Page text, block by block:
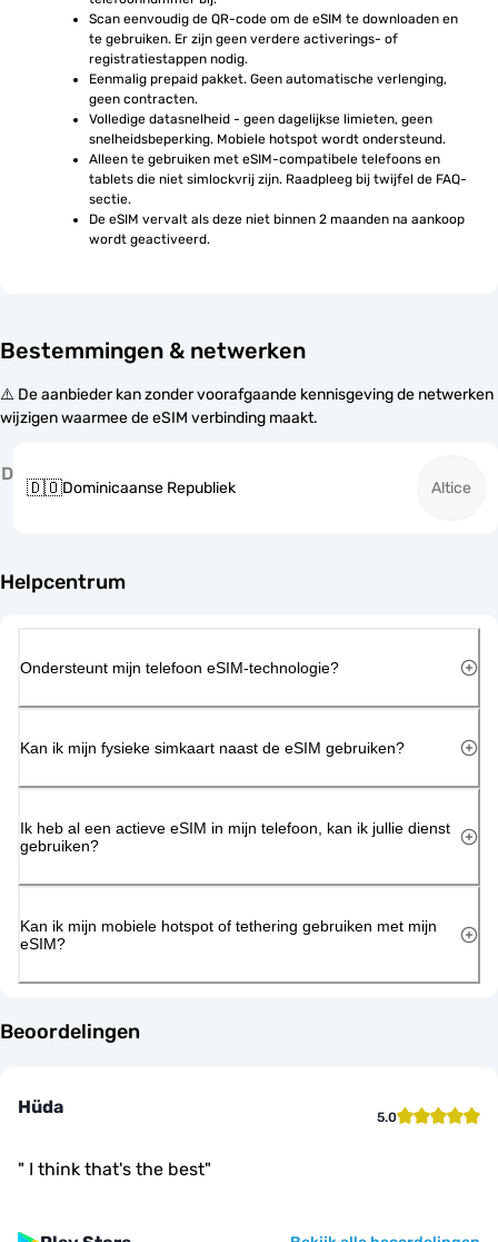
Scan eenvoudig de QR-code om de eSIM te downloaden en
te gebruiken. Er zijn geen verdere activerings- of
registratiestappen nodig.
Eenmalig prepaid pakket. Geen automatische verlenging,
geen contracten.
Volledige datasnelheid - geen dagelijkse limieten, geen
snelheidsbeperking. Mobiele hotspot wordt ondersteund.
Alleen te gebruiken met eSIM-compatibele telefoons en
tablets die niet simlockvrij zijn. Raadpleeg bij twijfel de FAQ-
sectie.
De eSIM vervalt als deze niet binnen 2 maanden na aankoop
wordt geactiveerd.
Bestemmingen & netwerken
⚠️ De aanbieder kan zonder voorafgaande kennisgeving de netwerken
wijzigen waarmee de eSIM verbinding maakt.
D
🇩🇴Dominicaanse Republiek Altice
Helpcentrum
Ondersteunt mijn telefoon eSIM-technologie?
Kan ik mijn fysieke simkaart naast de eSIM gebruiken?
Ik heb al een actieve eSIM in mijn telefoon, kan ik jullie dienst
gebruiken?
Kan ik mijn mobiele hotspot of tethering gebruiken met mijn
eSIM?
Beoordelingen
Hüda 5.0
" I think that's the best"